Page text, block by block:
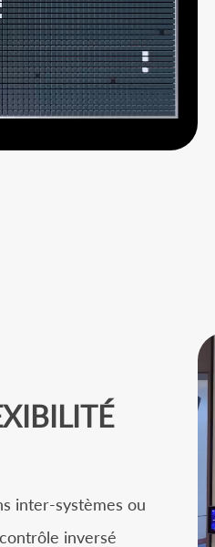
inter-systèmes ou
inversé